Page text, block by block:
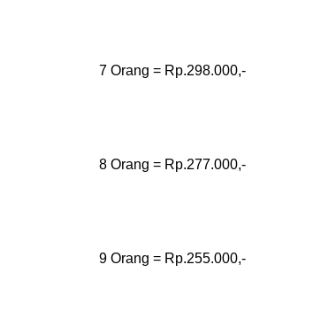
7 Orang = Rp.298.000,-
8 Orang = Rp.277.000,-
9 Orang = Rp.255.000,-